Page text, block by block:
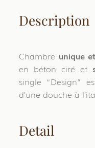
Description
Chambre unique
en béton ciré et
single “Design”
d’une douche à
Detail